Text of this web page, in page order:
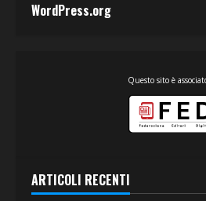
WordPress.org
Questo sito è
ARTICOLI RECENTI